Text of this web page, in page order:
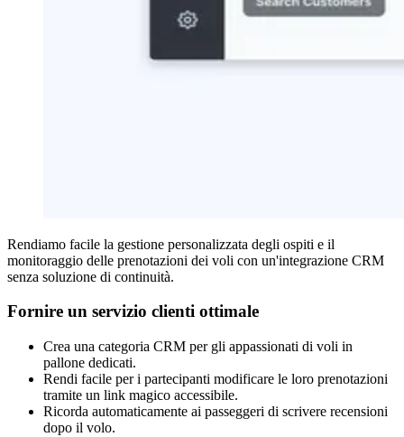
Rendiamo facile la gestione personalizzata degli ospiti e il
monitoraggio delle prenotazioni dei voli con un'integrazione CRM
senza soluzione di continuità.
Fornire un servizio clienti ottimale
Crea una categoria CRM per gli appassionati di voli in
pallone dedicati.
Rendi facile per i partecipanti modificare le loro prenotazioni
tramite un link magico accessibile.
Ricorda automaticamente ai passeggeri di scrivere recensioni
dopo il volo.